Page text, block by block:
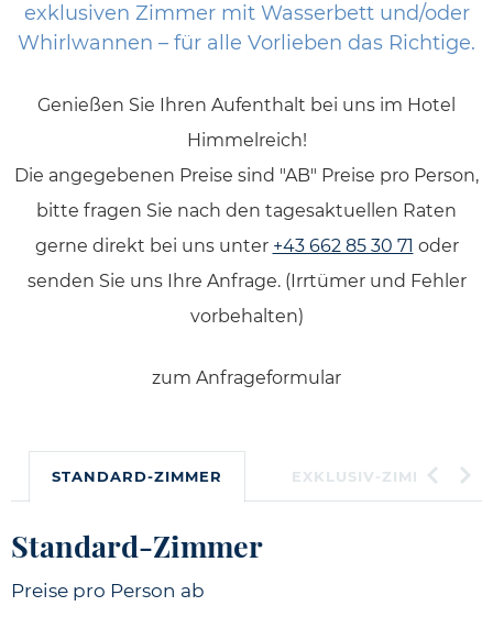
exklusiven Zimmer mit Wasserbett und/oder
Whirlwannen – für alle Vorlieben das Richtige.
Genießen Sie Ihren Aufenthalt bei uns im Hotel
Himmelreich!
Die angegebenen Preise sind "AB" Preise pro Person,
bitte fragen Sie nach den tagesaktuellen Raten
gerne direkt bei uns unter +43 662 85 30 71 oder
senden Sie uns Ihre Anfrage. (Irrtümer und Fehler
vorbehalten)
zum Anfrageformular
STANDARD-ZIMMER EXKLUSIV-ZIMMER
Standard-Zimmer
Preise pro Person ab